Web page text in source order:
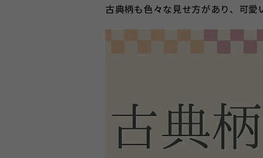
古典柄も色々な見せ方があり、可愛